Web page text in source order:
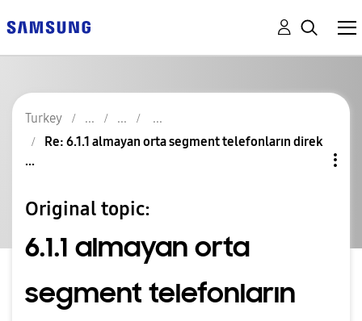
Turkey
Re: 6.1.1 almayan orta segment telefonların direk
...
Original topic:
6.1.1 almayan orta
segment telefonların